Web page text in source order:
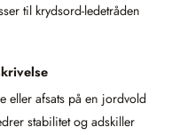
til krydsord-ledetråden
eller afsats på en jordvold
stabilitet og adskiller